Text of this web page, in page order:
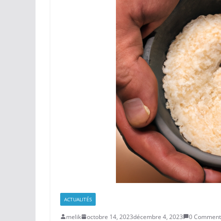
ACTUALITÉS
melik octobre 14, 2023décembre 4, 2023 0